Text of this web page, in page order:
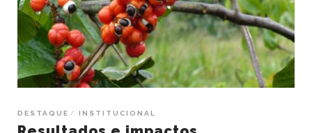
DESTAQUE INSTITUCIONAL